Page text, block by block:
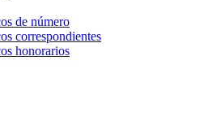
de número
correspondientes
honorarios